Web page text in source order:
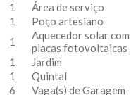
1
Área de serviço
1
Poço artesiano
1
Aquecedor solar com
placas fotovoltaicas
1
Jardim
1
Quintal
6
Vaga(s) de Garagem